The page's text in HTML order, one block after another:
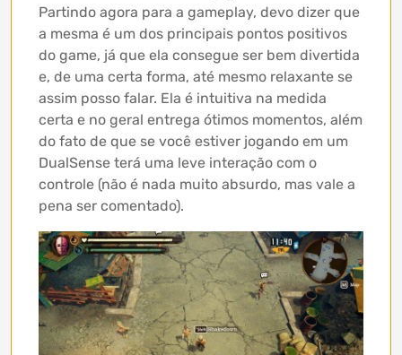
Partindo agora para a gameplay, devo dizer que
a mesma é um dos principais pontos positivos
do game, já que ela consegue ser bem divertida
e, de uma certa forma, até mesmo relaxante se
assim posso falar. Ela é intuitiva na medida
certa e no geral entrega ótimos momentos, além
do fato de que se você estiver jogando em um
DualSense terá uma leve interação com o
controle (não é nada muito absurdo, mas vale a
pena ser comentado).